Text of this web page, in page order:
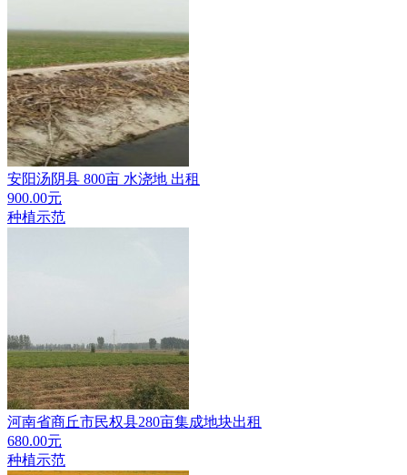
安阳汤阴县 800亩 水浇地 出租
900.00元
种植示范
河南省商丘市民权县280亩集成地块出租
680.00元
种植示范